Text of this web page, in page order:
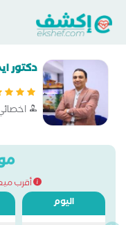
دكتور
أقرب ميعاد
اليوم